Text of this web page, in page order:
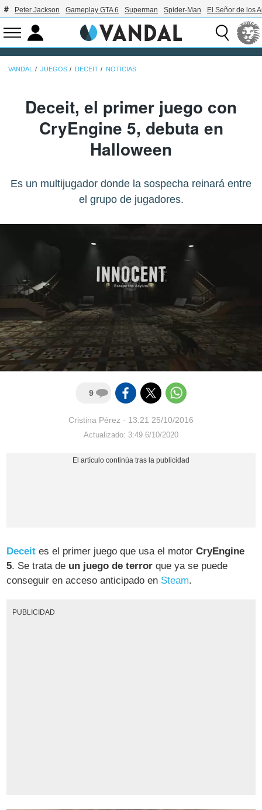
Peter Jackson Gameplay GTA 6 Superman Spider-Man El Señor de los
VANDAL JUEGOS DECEIT NOTICIAS
Deceit, el primer juego con
CryEngine 5, debuta en
Halloween
Es un multijugador donde la sospecha reinará entre
el grupo de jugadores.
9
Cristina Pérez · 13:21 25/10/2016
Actualizado: 3:49 6/10/2020
Deceit es el primer juego que usa el motorCryEngine
5. Se trata de un juego de terror que ya se puede
conseguir en acceso anticipado en Steam.
PUBLICIDAD